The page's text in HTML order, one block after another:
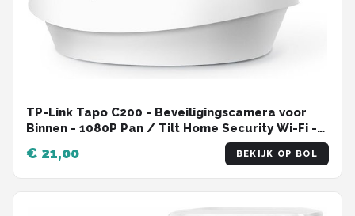
TP-Link Tapo C200 - Beveiligingscamera voor
Binnen - 1080P Pan / Tilt Home Security Wi-Fi -
€ 21,00 BEKIJK OP BOL